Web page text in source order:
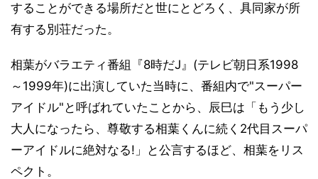
することができる場所だと世にとどろく、具同家が所
有する別荘だった。
相葉がバラエティ番組『8時だJ』(テレビ朝日系1998
～1999年)に出演していた当時に、番組内で"スーパー
アイドル"と呼ばれていたことから、辰巳は「もう少し
大人になったら、尊敬する相葉くんに続く2代目スーパ
ーアイドルに絶対なる!」と公言するほど、相葉をリス
ペクト。